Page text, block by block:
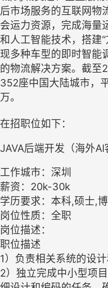
后市场服务的互联网物
会运力资源，完成海量
和人工智能技术，搭建
现多种车型的即时智能
的物流解决方案。截至
352座中国大陆城市，
万。
在招职位如下：
JAVA后端开发（海外AI
工作城市：深圳
薪资：20k-30k
学历要求：本科,硕士,
岗位性质：全职
岗位描述：
职位描述
1）负责相关系统的设
2）独立完成中小型项